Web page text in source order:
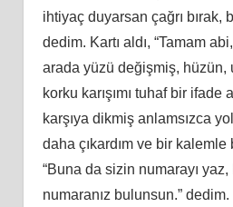
ihtiyaç duyarsan çağrı bırak,
dedim. Kartı aldı, “Tamam
arada yüzü değişmiş, hüzün,
korku karışımı tuhaf bir ifade
karşıya dikmiş anlamsızca
daha çıkardım ve bir kalemle
“Buna da sizin numarayı
numaranız bulunsun.” dedim.